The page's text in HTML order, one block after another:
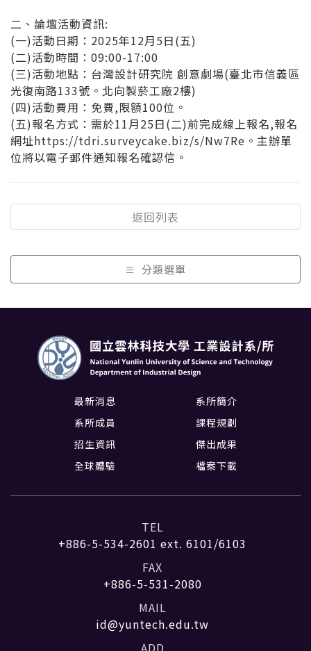
分類選單
二、論壇活動資訊:
(一)活動日期：2025年12月5日(五)
(二)活動時間：09:00-17:00
(三)活動地點：台灣設計研究院 創意劇場(臺北市信義區
光復南路133號。北向製菸工廠2樓)
(四)活動費用：免費,限額100位。
(五)報名方式：需於11月25日(二)前完成線上報名,報名
網址https://tdri.surveycake.biz/s/Nw7Re。主辦單
位將以電子郵件通知報名確認信。
返回列表
最新消息
系所簡介
系所成員
課程規劃
招生資訊
傑出成果
全球體驗
檔案下載
TEL
+886-5-534-2601 ext. 6101/6103
FAX
+886-5-531-2080
MAIL
id@yuntech.edu.tw
ADD